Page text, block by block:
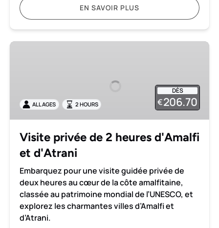
EN SAVOIR PLUS
Visite
d'Amalfi
et
DÈS
€206.70
ALL AGES 2 HOURS
Visite privée de 2 heures d'Amalfi
et d'Atrani
Embarquez pour une visite guidée privée de
deux heures au cœur de la côte amalfitaine,
classée au patrimoine mondial de l’UNESCO, et
explorez les charmantes villes d’Amalfi et
d’Atrani.